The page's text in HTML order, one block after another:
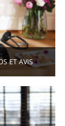
ET AVIS